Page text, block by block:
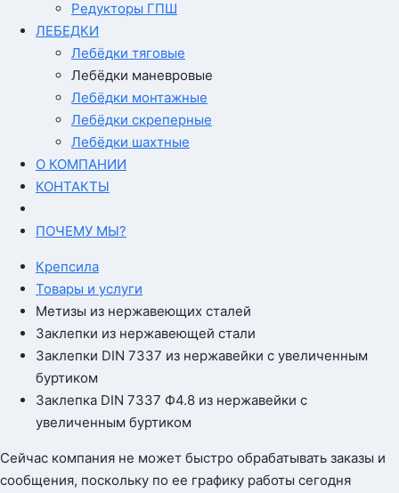
Редукторы ГПШ
ЛЕБЕДКИ
Лебёдки тяговые
Лебёдки маневровые
Лебёдки монтажные
Лебёдки скреперные
Лебёдки шахтные
О КОМПАНИИ
КОНТАКТЫ
ПОЧЕМУ МЫ?
Крепсила
Товары и услуги
Метизы из нержавеющих сталей
Заклепки из нержавеющей стали
Заклепки DIN 7337 из нержавейки с увеличенным
буртиком
Заклепка DIN 7337 Ф4.8 из нержавейки с
увеличенным буртиком
Сейчас компания не может быстро обрабатывать заказы и
сообщения, поскольку по ее графику работы сегодня